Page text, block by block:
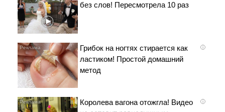
без слов! Пересмотрела 10 раз
i
Грибок на ногтях стирается как
ластиком! Простой домашний
метод
i
Королева вагона отожгла! Видео